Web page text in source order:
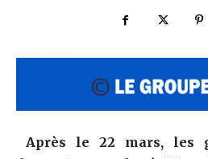
Après le 22 mars, les